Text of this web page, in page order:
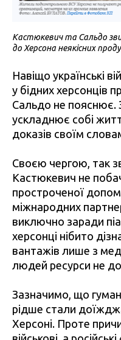
Кастюкевич та Сальдо
до Херсона неякісних
Навіщо українські
у бідних херсонців
Сальдо не пояснює.
ускладнює собі
доказів своїм
Своєю чергою, так
Кастюкевич не
простроченої
міжнародних
виключно заради
херсонці нібито
вантажів лише з
людей ресурси не
Зазначимо, що
рідше стали
Херсоні. Проте